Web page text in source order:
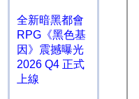
全新暗黑都會
RPG《黑色基
因》震撼曝光
2026 Q4 正式
上線